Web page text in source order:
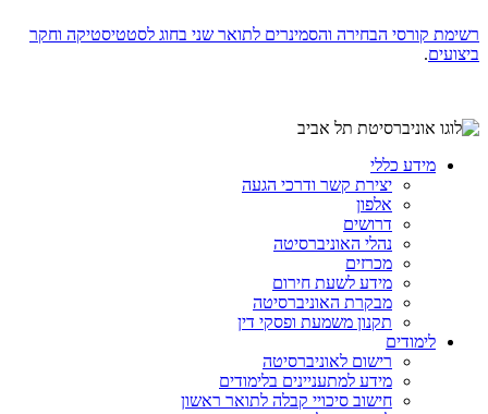
רשימת קורסי הבחירה והסמינרים לתואר שני בחוג לסטטיסטיקה וחקר
ביצועים.
מידע כללי
יצירת קשר ודרכי הגעה
אלפון
דרושים
נהלי האוניברסיטה
מכרזים
מידע לשעת חירום
מבקרת האוניברסיטה
תקנון משמעת ופסקי דין
לימודים
רישום לאוניברסיטה
מידע למתעניינים בלימודים
חישוב סיכויי קבלה לתואר ראשון